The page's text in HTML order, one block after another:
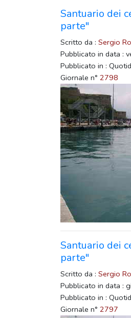
Santuario dei
parte"
Scritto da : Sergio
Pubblicato in data :
Pubblicato in :
Giornale n° 2798
Santuario dei
parte"
Scritto da : Sergio
Pubblicato in data :
Pubblicato in :
Giornale n° 2797